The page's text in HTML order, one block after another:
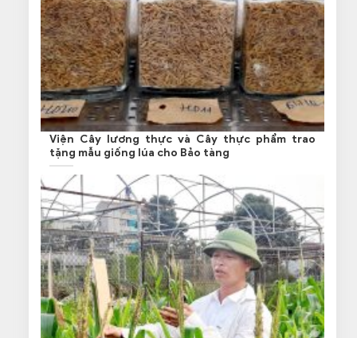
Viện Cây lương thực và Cây thực phẩm trao
tặng mẫu giống lúa cho Bảo tàng